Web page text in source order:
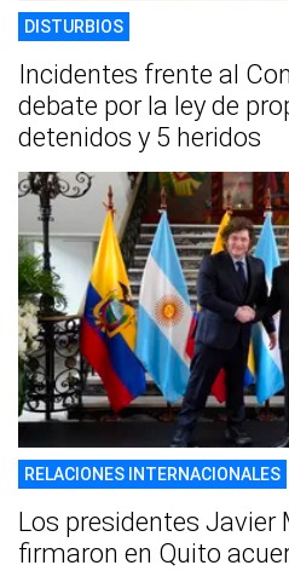
DISTURBIOS
Incidentes frente al
debate por la ley de
detenidos y 5 heridos
RELACIONES INTERNACIONALES
Los presidentes Javier
firmaron en Quito